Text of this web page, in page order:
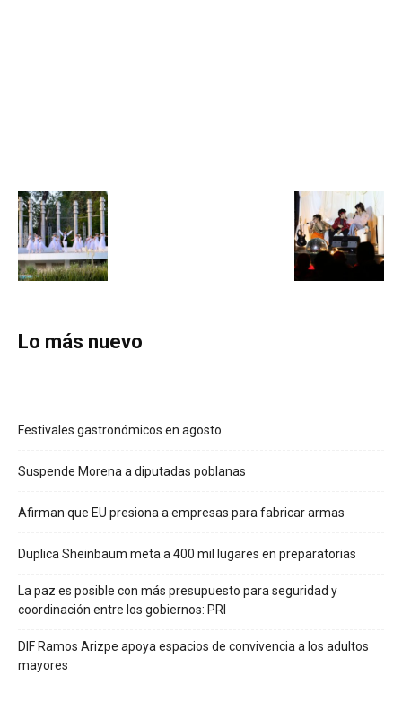
Lo más nuevo
Festivales gastronómicos en agosto
Suspende Morena a diputadas poblanas
Afirman que EU presiona a empresas para fabricar armas
Duplica Sheinbaum meta a 400 mil lugares en preparatorias
La paz es posible con más presupuesto para seguridad y
coordinación entre los gobiernos: PRI
DIF Ramos Arizpe apoya espacios de convivencia a los adultos
mayores